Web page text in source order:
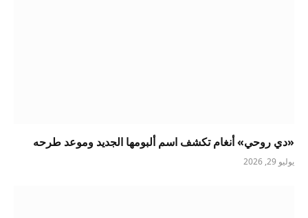
«دي روحي» أنغام تكشف اسم ألبومها الجديد وموعد طرحه
يوليو 29, 2026